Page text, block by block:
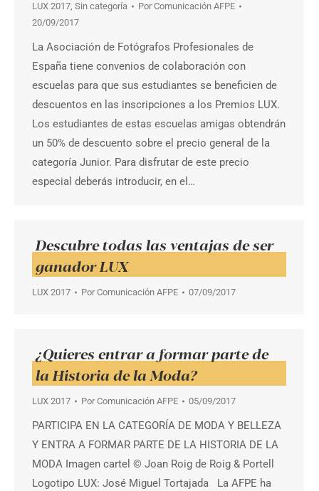
LUX 2017, Sin categoría PorComunicación AFPE
20/09/2017
La Asociación de Fotógrafos Profesionales de
España tiene convenios de colaboración con
escuelas para que sus estudiantes se beneficien de
descuentos en las inscripciones a los Premios LUX.
Los estudiantes de estas escuelas amigas obtendrán
un 50% de descuento sobre el precio general de la
categoría Junior. Para disfrutar de este precio
especial deberás introducir, en el…
Descubre todas las ventajas de ser
ganador LUX
LUX 2017 PorComunicación AFPE 07/09/2017
¿Quieres entrar a formar parte de
la Historia de la Moda?
LUX 2017 PorComunicación AFPE 05/09/2017
PARTICIPA EN LA CATEGORÍA DE MODA Y BELLEZA
Y ENTRA A FORMAR PARTE DE LA HISTORIA DE LA
MODA Imagen cartel © Joan Roig de Roig & Portell
Logotipo LUX: José Miguel Tortajada La AFPE ha